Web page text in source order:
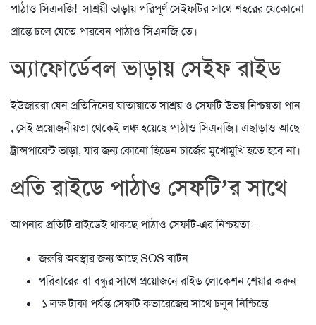
পাঠাও সিএনজি! সাশ্রয়ী ভাড়ায় পরিপূর্ণ সেইফটির সাথে শহরের যেকোনো
প্রান্তে চলে যেতে পারবেন পাঠাও সিএনজি-তে।
অ্যাফোর্ডেবল ভাড়ায় সেইফ রাইড
ইউজাররা যেন প্রতিদিনের যাতায়াতে সাশ্রয় ও সেফটি উভয় নিশ্চয়তা পান
, সেই প্রয়োজনীয়তা থেকেই লঞ্চ হয়েছে পাঠাও সিএনজি। এছাড়াও আছে
ট্রান্সপারেন্ট ভাড়া, যার জন্য কোনো হিডেন চার্জের মুখোমুখি হতে হবে না।
প্রতি রাইডে পাঠাও সেফটি’র সাথে
আপনার প্রতিটি রাইডেই থাকছে পাঠাও সেফটি-এর নিশ্চয়তা –
জরুরি অবস্থার জন্য আছে SOS বাটন
পরিবারের বা বন্ধুর সাথে প্রয়োজনে রাইড লোকেশন শেয়ার করুন
১ লক্ষ টাকা পর্যন্ত সেফটি কভারেজের সাথে চলুন নিশ্চিন্তে